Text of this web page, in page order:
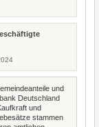
und
Deutschland
und
stammen